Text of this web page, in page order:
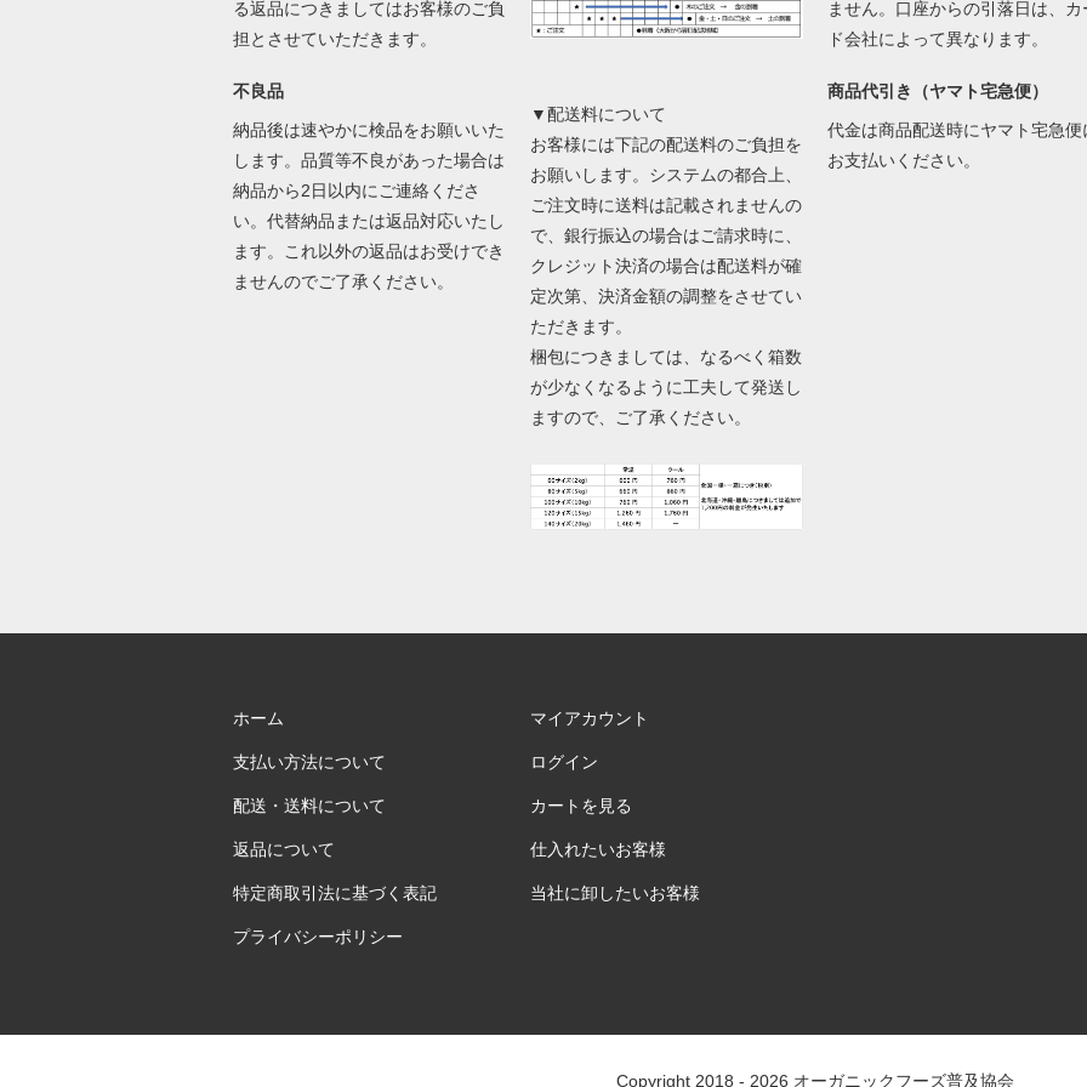
る返品につきましてはお客様のご負
担とさせていただきます。
不良品
納品後は速やかに検品をお願いいた
します。品質等不良があった場合は
納品から2日以内にご連絡くださ
い。代替納品または返品対応いたし
ます。これ以外の返品はお受けでき
ませんのでご了承ください。
▼配送料について
お客様には下記の配送料のご負担を
お願いします。システムの都合上、
ご注文時に送料は記載されませんの
で、銀行振込の場合はご請求時に、
クレジット決済の場合は配送料が確
定次第、決済金額の調整をさせてい
ただきます。
梱包につきましては、なるべく箱数
が少なくなるように工夫して発送し
ますので、ご了承ください。
ません。口座からの引落日は、カ
ド会社によって異なります。
商品代引き（ヤマト宅急便）
代金は商品配送時にヤマト宅急便
お支払いください。
ホーム
支払い方法について
配送・送料について
返品について
特定商取引法に基づく表記
プライバシーポリシー
マイアカウント
ログイン
カートを見る
仕入れたいお客様
当社に卸したいお客様
Copyright 2018 - 2026 オーガニックフーズ普及協会